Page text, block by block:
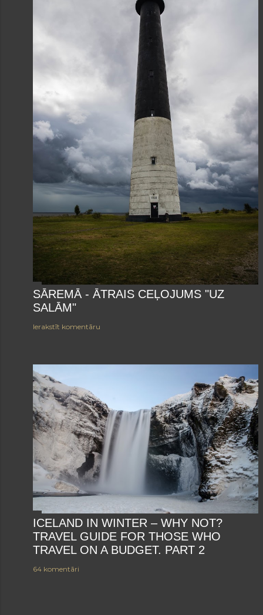
SĀREMĀ - ĀTRAIS CEĻOJUMS "UZ
SALĀM"
Ierakstīt komentāru
ICELAND IN WINTER – WHY NOT?
TRAVEL GUIDE FOR THOSE WHO
TRAVEL ON A BUDGET. PART 2
64 komentāri